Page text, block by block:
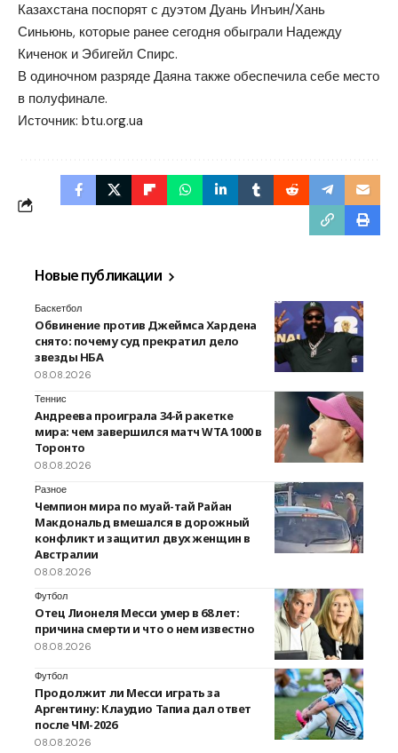
Казахстана поспорят с дуэтом Дуань Инъин/Хань
Синьюнь, которые ранее сегодня обыграли Надежду
Киченок и Эбигейл Спирс.
В одиночном разряде Даяна также обеспечила себе место
в полуфинале.
Источник: btu.org.ua
Новые публикации
Баскетбол
Обвинение против Джеймса Хардена
снято: почему суд прекратил дело
звезды НБА
08.08.2026
Теннис
Андреева проиграла 34-й ракетке
мира: чем завершился матч WTA 1000 в
Торонто
08.08.2026
Разное
Чемпион мира по муай-тай Райан
Макдональд вмешался в дорожный
конфликт и защитил двух женщин в
Австралии
08.08.2026
Футбол
Отец Лионеля Месси умер в 68 лет:
причина смерти и что о нем известно
08.08.2026
Футбол
Продолжит ли Месси играть за
Аргентину: Клаудио Тапиа дал ответ
после ЧМ-2026
08.08.2026